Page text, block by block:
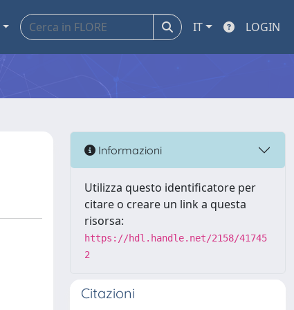
IT LOGIN
Informazioni
Utilizza questo identificatore per
citare o creare un link a questa
risorsa:
https://hdl.handle.net/2158/41745
2
Citazioni